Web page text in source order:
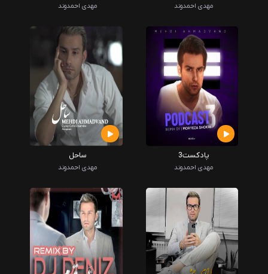
مهدی احمدوند مهدی احمدوند
پادکست3
مهدی احمدوند
ساحل
مهدی احمدوند